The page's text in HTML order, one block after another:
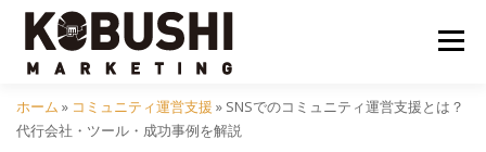
メニュ
会社概要 採用 クラフトビール
ホーム » コミュニティ運営支援 » SNSでのコミュニティ運営支援とは？
代行会社・ツール・成功事例を解説